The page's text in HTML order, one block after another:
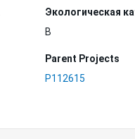
Экологическая
B
Parent Projects
P112615